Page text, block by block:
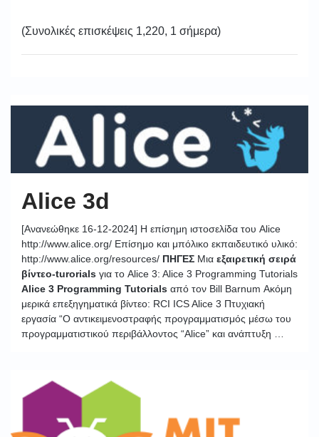
(Συνολικές επισκέψεις 1,220, 1 σήμερα)
Alice 3d
[Ανανεώθηκε 16-12-2024] Η επίσημη ιστοσελίδα του Alice
http://www.alice.org/ Επίσημο και μπόλικο εκπαιδευτικό υλικό:
http://www.alice.org/resources/ ΠΗΓΕΣ Μια εξαιρετική σειρά
βίντεο-turorials για το Alice 3: Alice 3 Programming Tutorials
Alice 3 Programming Tutorials από τον Bill Barnum Ακόμη
μερικά επεξηγηματικά βίντεο: RCI ICS Alice 3 Πτυχιακή
εργασία “Ο αντικειμενοστραφής προγραμματισμός μέσω του
προγραμματιστικού περιβάλλοντος “Alice” και ανάπτυξη …